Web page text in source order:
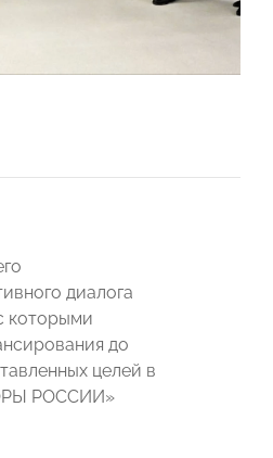
диалога
которыми
до
целей в
РОССИИ»